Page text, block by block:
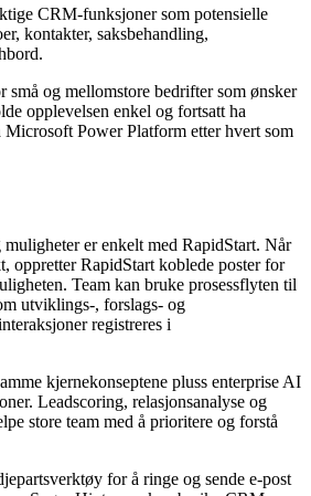
CRM-funksjoner som potensielle
kontakter, saksbehandling,
små og mellomstore bedrifter som ønsker
opplevelsen enkel og fortsatt ha
Power Platform etter hvert som
er enkelt med RapidStart. Når
oppretter RapidStart koblede poster for
Team kan bruke prosessflyten til
utviklings-, forslags- og
registreres i
kjernekonseptene pluss enterprise AI
Leadscoring, relasjonsanalyse og
store team med å prioritere og forstå
for å ringe og sende e-post